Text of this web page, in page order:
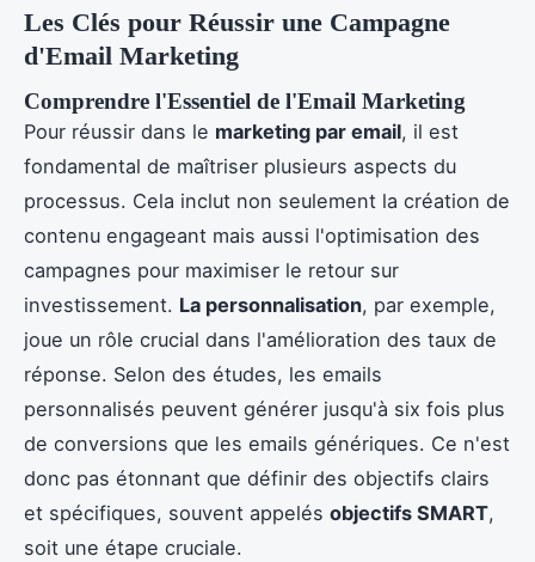
Les Clés pour Réussir une Campagne
d'Email Marketing
Comprendre l'Essentiel de l'Email Marketing
Pour réussir dans le marketing par email, il est
fondamental de maîtriser plusieurs aspects du
processus. Cela inclut non seulement la création de
contenu engageant mais aussi l'optimisation des
campagnes pour maximiser le retour sur
investissement. La personnalisation, par exemple,
joue un rôle crucial dans l'amélioration des taux de
réponse. Selon des études, les emails
personnalisés peuvent générer jusqu'à six fois plus
de conversions que les emails génériques. Ce n'est
donc pas étonnant que définir des objectifs clairs
et spécifiques, souvent appelés objectifs SMART,
soit une étape cruciale.